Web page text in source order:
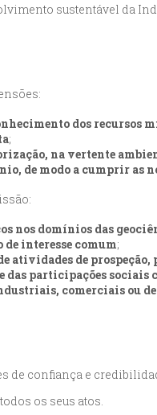
sustentável da
dos recursos
;
na vertente
de modo a cumprir as
nos domínios das
interesse comum;
atividades de
participações sociais
comerciais ou
de confiança e
os seus atos.